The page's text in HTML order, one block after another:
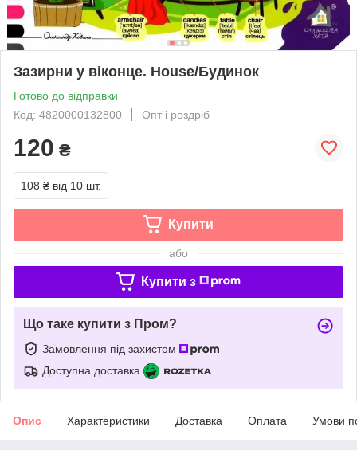
Зазирни у віконце. House/Будинок
Готово до відправки
Код: 4820000132800
Опт і роздріб
120 ₴
108 ₴ від 10 шт.
Купити
або
Купити з
Що таке купити з Пром?
Замовлення під захистом
Доступна доставка
Опис Характеристики Доставка Оплата Умови